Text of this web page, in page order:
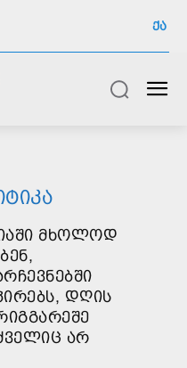
ᲥᲐ
ᲛᲮᲝᲚᲝᲓ
ᲓᲦᲘᲡ
ᲐᲠ